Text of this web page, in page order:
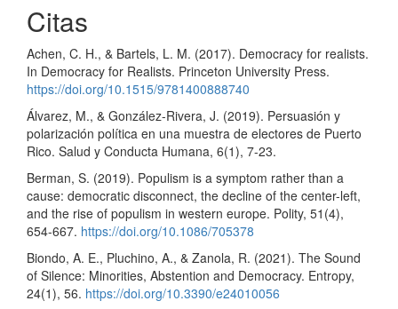
Citas
Achen, C. H., & Bartels, L. M. (2017). Democracy for realists.
In Democracy for Realists. Princeton University Press.
https://doi.org/10.1515/9781400888740
Álvarez, M., & González-Rivera, J. (2019). Persuasión y
polarización política en una muestra de electores de Puerto
Rico. Salud y Conducta Humana, 6(1), 7-23.
Berman, S. (2019). Populism is a symptom rather than a
cause: democratic disconnect, the decline of the center-left,
and the rise of populism in western europe. Polity, 51(4),
654-667. https://doi.org/10.1086/705378
Biondo, A. E., Pluchino, A., & Zanola, R. (2021). The Sound
of Silence: Minorities, Abstention and Democracy. Entropy,
24(1), 56. https://doi.org/10.3390/e24010056